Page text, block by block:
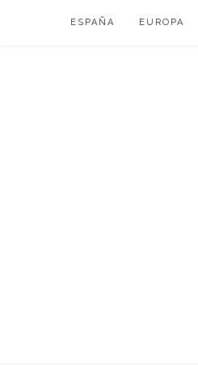
ESPAÑA EUROPA